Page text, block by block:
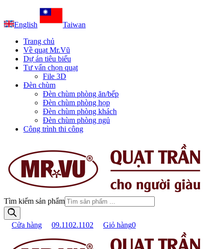
English
Taiwan
Trang chủ
Về quạt Mr.Vũ
Dự án tiêu biểu
Tư vấn chọn quạt
File 3D
Đèn chùm
Đèn chùm phòng ăn/bếp
Đèn chùm phòng họp
Đèn chùm phòng khách
Đèn chùm phòng ngủ
Công trình thi công
Tìm kiếm sản phẩm
Cửa hàng 09.1102.1102 Giỏ hàng0